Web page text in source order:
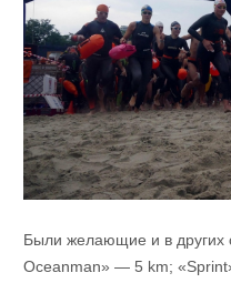
Были желающие и в других
Oceanman» — 5 km;